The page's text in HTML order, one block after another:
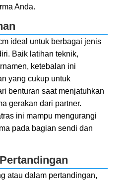
Anda.
ideal untuk berbagai jenis
Baik latihan teknik,
ketebalan ini
yang cukup untuk
benturan saat menjatuhkan
gerakan dari partner.
ini mampu mengurangi
pada bagian sendi dan
atau dalam pertandingan,